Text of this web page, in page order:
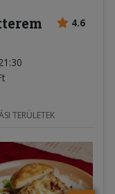
4.6
TERÜLETEK